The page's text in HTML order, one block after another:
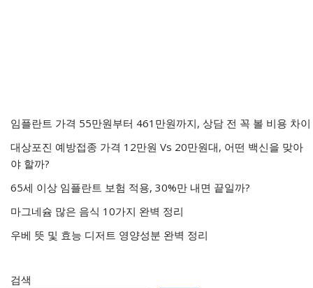
임플란트 가격 55만원부터 461만원까지, 상담 전 꼭 볼 비용 차이
대상포진 예방접종 가격 12만원 Vs 20만원대, 어떤 백신을 맞아
야 할까?
65세 이상 임플란트 보험 적용, 30%만 내면 끝일까?
마그네슘 많은 음식 10가지 완벽 정리
우베 뜻 및 효능 디저트 영양성분 완벽 정리
검색